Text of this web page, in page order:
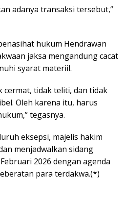
adanya transaksi tersebut,”
hukum Hendrawan
jaksa mengandung cacat
syarat materiil.
cermat, tidak teliti, dan tidak
Oleh karena itu, harus
tegasnya.
eksepsi, majelis hakim
menjadwalkan sidang
2026 dengan agenda
para terdakwa.(*)